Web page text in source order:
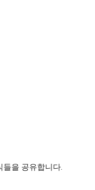
들을 공유합니다.